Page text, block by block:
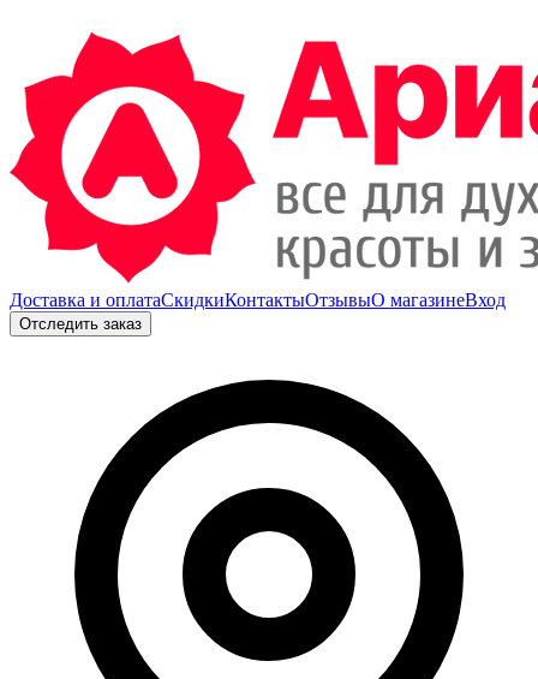
Доставка и оплатаСкидкиКонтактыОтзывыО магазинеВход
Отследить заказ